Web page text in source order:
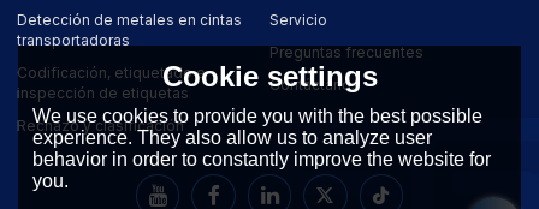
Detección de metales en cintas
transportadoras
Codificación, etiquetado e
inspección de etiquetas
Rechazo y clasificación
Servicio
Preguntas frecuentes
Contáctanos
Cookie settings
We use cookies to provide you with the best possible
experience. They also allow us to analyze user
behavior in order to constantly improve the website for
you.